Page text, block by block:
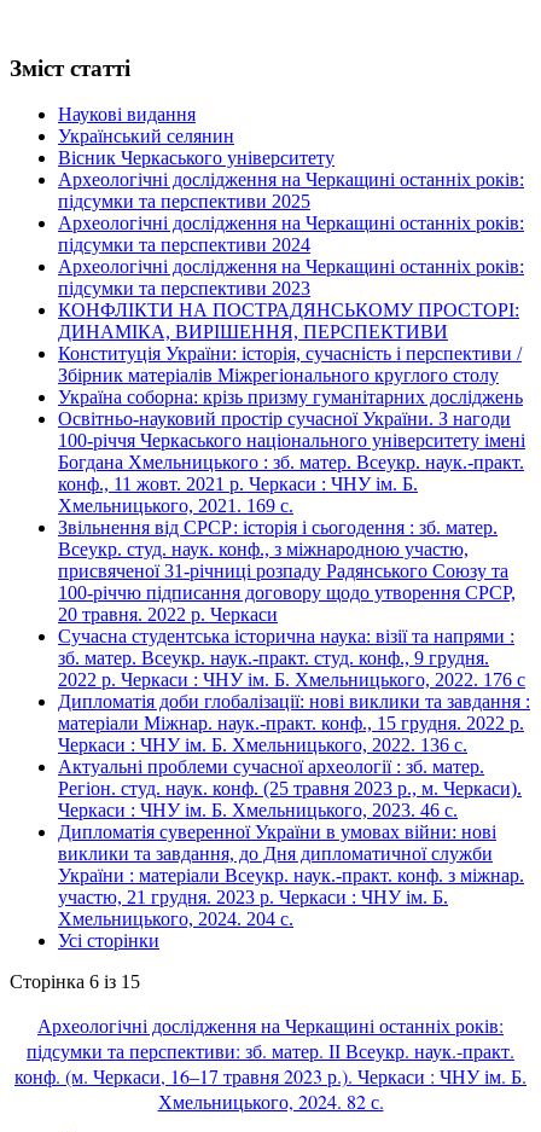
Зміст статті
Наукові видання
Український селянин
Вісник Черкаського університету
Археологічні дослідження на Черкащині останніх років:
підсумки та перспективи 2025
Археологічні дослідження на Черкащині останніх років:
підсумки та перспективи 2024
Археологічні дослідження на Черкащині останніх років:
підсумки та перспективи 2023
КОНФЛІКТИ НА ПОСТРАДЯНСЬКОМУ ПРОСТОРІ:
ДИНАМІКА, ВИРІШЕННЯ, ПЕРСПЕКТИВИ
Конституція України: історія, сучасність і перспективи /
Збірник матеріалів Міжрегіонального круглого столу
Україна соборна: крізь призму гуманітарних досліджень
Освітньо-науковий простір сучасної України. З нагоди
100-річчя Черкаського національного університету імені
Богдана Хмельницького : зб. матер. Всеукр. наук.-практ.
конф., 11 жовт. 2021 р. Черкаси : ЧНУ ім. Б.
Хмельницького, 2021. 169 с.
Звільнення від СРСР: історія і сьогодення : зб. матер.
Всеукр. студ. наук. конф., з міжнародною участю,
присвяченої 31-річниці розпаду Радянського Союзу та
100-річчю підписання договору щодо утворення СРСР,
20 травня. 2022 р. Черкаси
Сучасна студентська історична наука: візії та напрями :
зб. матер. Всеукр. наук.-практ. студ. конф., 9 грудня.
2022 р. Черкаси : ЧНУ ім. Б. Хмельницького, 2022. 176 с
Дипломатія доби глобалізації: нові виклики та завдання :
матеріали Міжнар. наук.-практ. конф., 15 грудня. 2022 р.
Черкаси : ЧНУ ім. Б. Хмельницького, 2022. 136 с.
Актуальні проблеми сучасної археології : зб. матер.
Регіон. студ. наук. конф. (25 травня 2023 р., м. Черкаси).
Черкаси : ЧНУ ім. Б. Хмельницького, 2023. 46 с.
Дипломатія суверенної України в умовах війни: нові
виклики та завдання, до Дня дипломатичної служби
України : матеріали Всеукр. наук.-практ. конф. з міжнар.
участю, 21 грудня. 2023 р. Черкаси : ЧНУ ім. Б.
Хмельницького, 2024. 204 с.
Усі сторінки
Сторінка 6 із 15
Археологічні дослідження на Черкащині останніх років:
підсумки та перспективи: зб. матер. ІІ Всеукр. наук.-практ.
конф. (м. Черкаси, 16–17 травня 2023 р.). Черкаси : ЧНУ ім. Б.
Хмельницького, 2024. 82 с.